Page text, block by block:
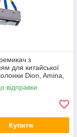
з
для китайської
Dion, Amina,
відправки
Купити